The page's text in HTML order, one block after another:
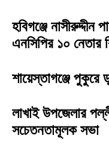
হবিগঞ্জে
এনসিপির ১০ নেতার
শায়েস্তাগঞ্জে পুকুরে
লাখাই উপজেলার
সচেতনতামূলক সভা